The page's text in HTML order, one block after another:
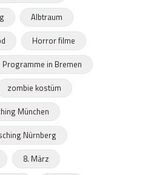
Albtraum
Horror filme
Programme in Bremen
zombie kostüm
München
Nürnberg
8. März